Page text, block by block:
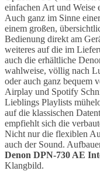
einfachen Art und
Auch ganz im Sinne
einem großen,
Bedienung direkt am
weiteres auf die im
auch die erhältliche
wahlweise, völlig nach
oder auch ganz bequem
Airplay und Spotify
Lieblings Playlists
auf die klassischen
empfiehlt sich die
Nicht nur die flexiblen
auch der Sound.
Denon DPN-730 AE
Klangbild.